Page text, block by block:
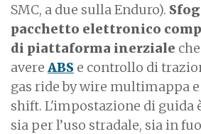
SMC, a due sulla Enduro).
pacchetto elettronico
di piattaforma inerziale
avere ABS e controllo di
gas ride by wire multimappa
shift. L'impostazione di guida
sia per l’uso stradale, sia in